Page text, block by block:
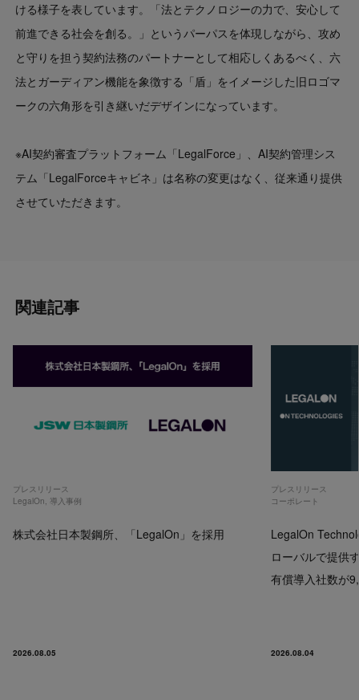
ける様子を表しています。「法とテクノロジーの力で、安心して
前進できる社会を創る。」というパーパスを体現しながら、攻め
と守りを担う契約法務のパートナーとして相応しくあるべく、六
法とガーディアン機能を象徴する「盾」をイメージした旧ロゴマ
ークの六角形を引き継いだデザインになっています。
※AI契約審査プラットフォーム「LegalForce」、AI契約管理シス
テム「LegalForceキャビネ」は名称の変更はなく、従来通り提供
させていただきます。
関連記事
プレスリリース
LegalOn, 導入事例
株式会社日本製鋼所、「LegalOn」を採用
2026.08.05
プレスリリース
コーポレート
LegalOn
ローバルで提供
有償導入社数が
2026.08.04